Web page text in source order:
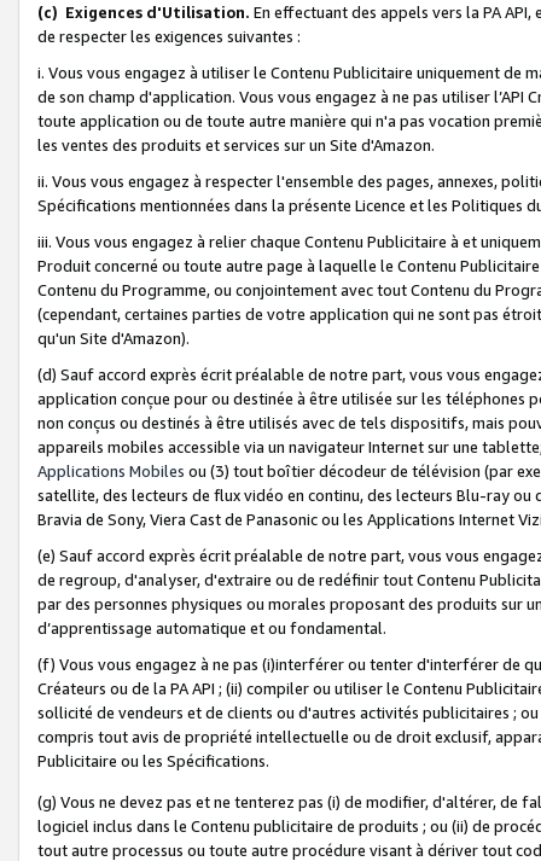
(c) Exigences d'Utilisation. En effectuant des appels vers la PA
de respecter les exigences suivantes :
i. Vous vous engagez à utiliser le Contenu Publicitaire uniquement de
de son champ d'application. Vous vous engagez à ne pas utiliser l’API
toute application ou de toute autre manière qui n'a pas vocation
les ventes des produits et services sur un Site d'Amazon.
ii. Vous vous engagez à respecter l'ensemble des pages, annexes,
Spécifications mentionnées dans la présente Licence et les Politiques
iii. Vous vous engagez à relier chaque Contenu Publicitaire à et
Produit concerné ou toute autre page à laquelle le Contenu
Contenu du Programme, ou conjointement avec tout Contenu du
(cependant, certaines parties de votre application qui ne sont pas
qu'un Site d'Amazon).
(d) Sauf accord exprès écrit préalable de notre part, vous vous
application conçue pour ou destinée à être utilisée sur les téléphones
non conçus ou destinés à être utilisés avec de tels dispositifs, mais
appareils mobiles accessible via un navigateur Internet sur une
Applications Mobiles ou (3) tout boîtier décodeur de télévision (par
satellite, des lecteurs de flux vidéo en continu, des lecteurs Blu-ray
Bravia de Sony, Viera Cast de Panasonic ou les Applications Internet
(e) Sauf accord exprès écrit préalable de notre part, vous vous
de regroup, d'analyser, d'extraire ou de redéfinir tout Contenu
par des personnes physiques ou morales proposant des produits sur
d’apprentissage automatique et ou fondamental.
(f) Vous vous engagez à ne pas (i)interférer ou tenter d'interférer de
Créateurs ou de la PA API ; (ii) compiler ou utiliser le Contenu
sollicité de vendeurs et de clients ou d'autres activités publicitaires ;
compris tout avis de propriété intellectuelle ou de droit exclusif,
Publicitaire ou les Spécifications.
(g) Vous ne devez pas et ne tenterez pas (i) de modifier, d'altérer, de
logiciel inclus dans le Contenu publicitaire de produits ; ou (ii) de
tout autre processus ou toute autre procédure visant à dériver tout